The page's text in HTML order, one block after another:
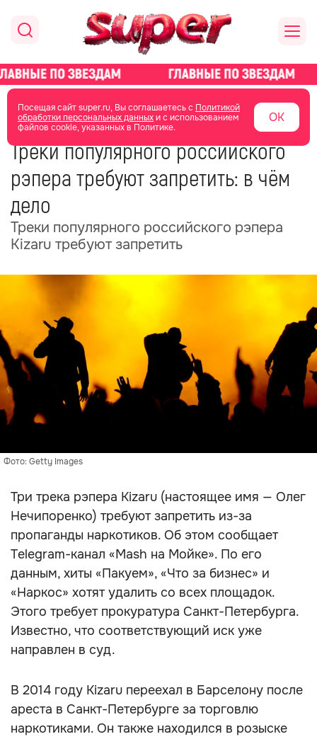
Посещая сайт super.ru, Вы соглашаетесь с Политикой
обработки персональных данныхи с использованием
файлов cookie, указанных в Политике.
ОК
главная новости о звездах новости
26 июня 2025 12:13
Треки популярного российского
рэпера требуют запретить: в чём
дело
Треки популярного российского рэпера
Kizaru требуют запретить
Фото: Getty Images
Три трека рэпера Kizaru (настоящее имя — Олег
Нечипоренко) требуют запретить из-за
пропаганды наркотиков. Об этом сообщает
Telegram-канал «Mash на Мойке». По его
данным, хиты «Пакуем», «Что за бизнес» и
«Наркос» хотят удалить со всех площадок.
Этого требует прокуратура Санкт-Петербурга.
Известно, что соответствующий иск уже
направлен в суд.
В 2014 году Kizaru переехал в Барселону после
ареста в Санкт-Петербурге за торговлю
наркотиками. Он также находился в розыске